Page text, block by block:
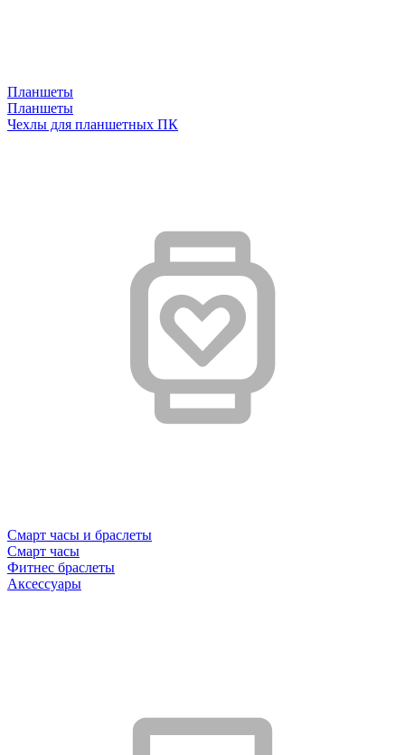
Планшеты
Планшеты
Чехлы для планшетных ПК
Смарт часы и браслеты
Смарт часы
Фитнес браслеты
Аксессуары